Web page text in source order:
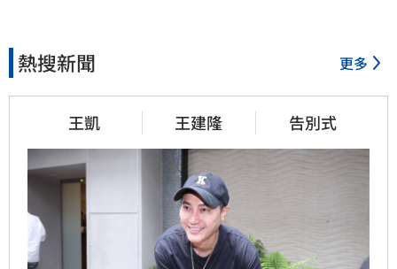
熱搜新聞 更多
王凱 王建隆 告別式